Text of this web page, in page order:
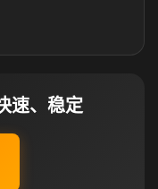
速、稳定